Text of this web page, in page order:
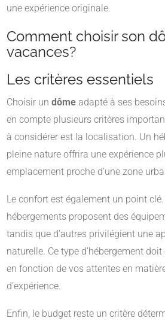
une expérience originale.
Comment choisir son
vacances?
Les critères essentiels
Choisir un dôme adapté à ses
en compte plusieurs critères
à considérer est la localisation. Un
pleine nature offrira une expérience
emplacement proche d’une zone
Le confort est également un point
hébergements proposent des
tandis que d’autres privilégient une
naturelle. Ce type d’hébergement
en fonction de vos attentes en
d’expérience.
Enfin, le budget reste un critère